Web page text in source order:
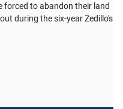
forced to abandon their land
during the six-year Zedillo's